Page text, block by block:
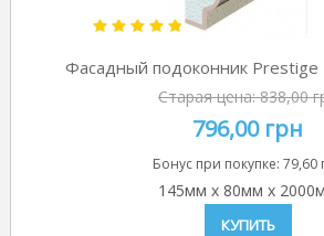
Фасадный подоконник Prestige
Старая цена:838,00
796,00 грн
Бонус при покупке: 79,60
145мм x 80мм x
КУПИТЬ